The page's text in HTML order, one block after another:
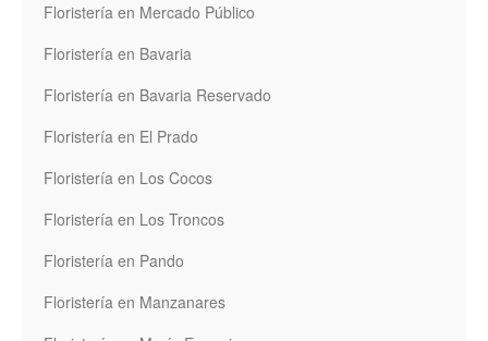
Floristería en Mercado Público
Floristería en Bavaria
Floristería en Bavaria Reservado
Floristería en El Prado
Floristería en Los Cocos
Floristería en Los Troncos
Floristería en Pando
Floristería en Manzanares